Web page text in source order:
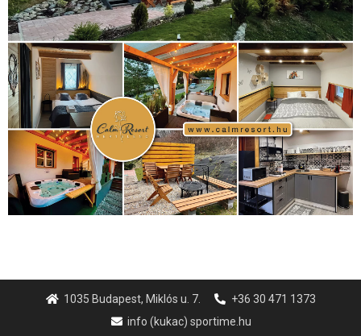
1035 Budapest, Miklós u. 7.
+36 30 471 1373
info (kukac) sportime.hu